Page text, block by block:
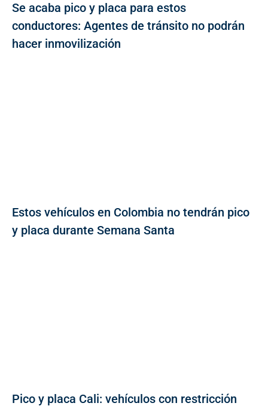
Se acaba pico y placa para estos
conductores: Agentes de tránsito no podrán
hacer inmovilización
Estos vehículos en Colombia no tendrán pico
y placa durante Semana Santa
Pico y placa Cali: vehículos con restricción